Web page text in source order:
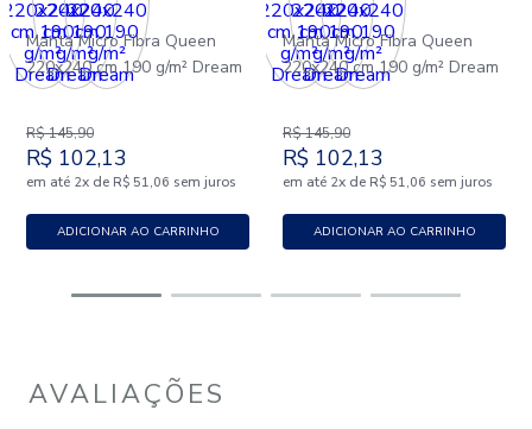
Manta Micro Fibra Queen
220x240 cm 190 g/m² Dream
R$145,90
R$ 102,13
em até 2x de R$ 51,06 sem juros
ADICIONAR AO CARRINHO
Manta Micro Fibra Queen
220x240 cm 190 g/m² Dream
R$145,90
R$ 102,13
em até 2x de R$ 51,06 sem juros
ADICIONAR AO CARRINHO
AVALIAÇÕES